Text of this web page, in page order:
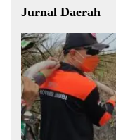
Jurnal Daerah